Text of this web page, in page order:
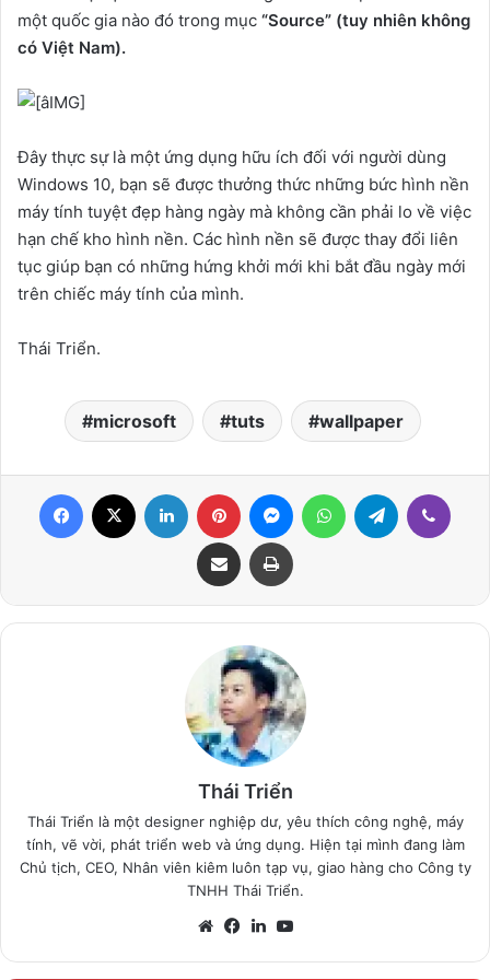
một quốc gia nào đó trong mục “Source” (tuy nhiên không
có Việt Nam).
Đây thực sự là một ứng dụng hữu ích đối với người dùng
Windows 10, bạn sẽ được thưởng thức những bức hình nền
máy tính tuyệt đẹp hàng ngày mà không cần phải lo về việc
hạn chế kho hình nền. Các hình nền sẽ được thay đổi liên
tục giúp bạn có những hứng khởi mới khi bắt đầu ngày mới
trên chiếc máy tính của mình.
Thái Triển.
microsoft tuts wallpaper
Facebook LinkedIn Pinterest MessengerWhatsAppTelegram
Share via Email Print
Thái Triển
Thái Triển là một designer nghiệp dư, yêu thích công nghệ, máy
tính, vẽ vời, phát triển web và ứng dụng. Hiện tại mình đang làm
Chủ tịch, CEO, Nhân viên kiêm luôn tạp vụ, giao hàng cho Công ty
TNHH Thái Triển.
WebsiteFacebook
LinkedIn